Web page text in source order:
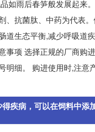
如雨后春笋般发展起来
、抗菌肽、中药为代表
道生态平衡,减少呼吸道疾
事项 选择正规的厂商购
明细。 购进使用时,注意
疾病，可以在饲料中添